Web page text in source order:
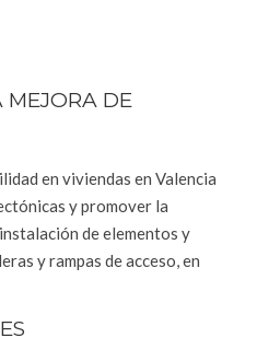
MEJORA DE
en viviendas en Valencia
y promover la
de elementos y
y rampas de acceso, en